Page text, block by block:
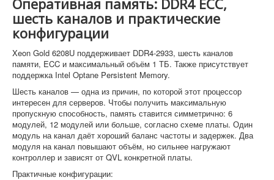
Оперативная память: DDR4 ECC,
шесть каналов и практические
конфигурации
Xeon Gold 6208U поддерживает DDR4-2933, шесть каналов
памяти, ECC и максимальный объём 1 ТБ. Также присутствует
поддержка Intel Optane Persistent Memory.
Шесть каналов — одна из причин, по которой этот процессор
интересен для серверов. Чтобы получить максимальную
пропускную способность, память ставится симметрично: 6
модулей, 12 модулей или больше, согласно схеме платы. Один
модуль на канал даёт хороший баланс частоты и задержек. Два
модуля на канал повышают объём, но сильнее нагружают
контроллер и зависят от QVL конкретной платы.
Практичные конфигурации: